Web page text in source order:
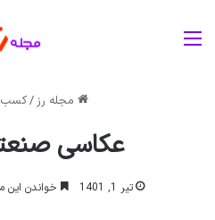
مجله رز/کسب
عکاسی
تیر 1, 1401 خواندن این مطلب 15